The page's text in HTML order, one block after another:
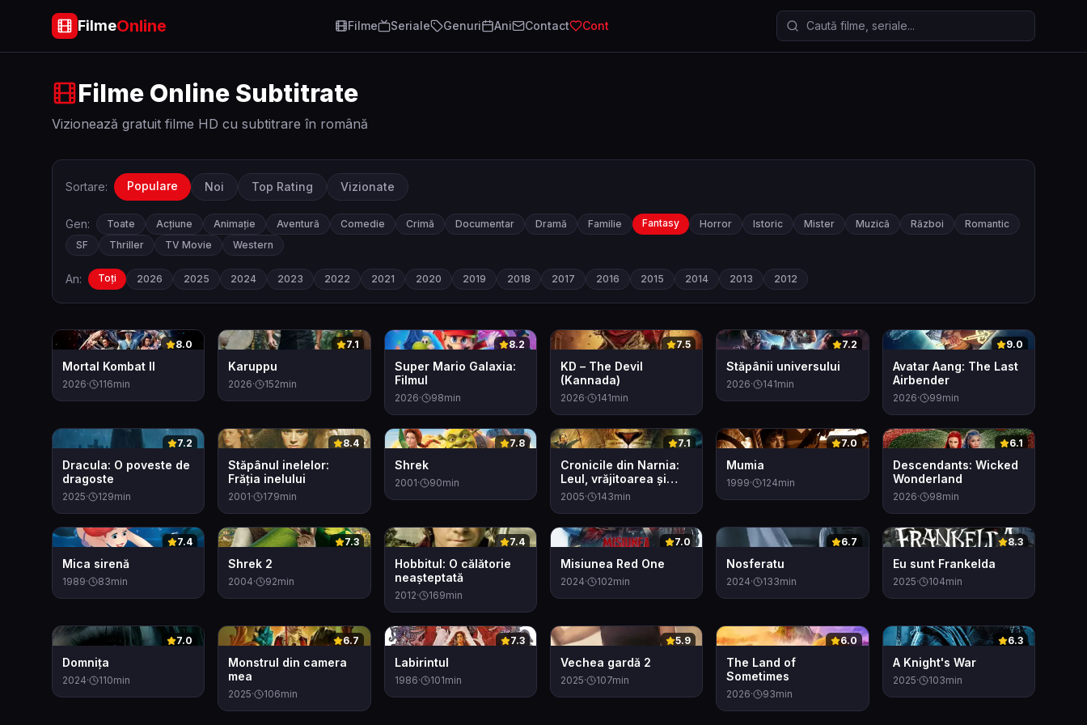
FilmeOnline Filme Seriale Genuri Ani Contact Cont Caută filme și seriale
Filme Online Subtitrate
Vizionează gratuit filme HD cu subtitrare în română
Sortare: Populare Noi Top Rating Vizionate
Gen: Toate Acțiune Animație Aventură Comedie Crimă Documentar Dramă Familie Fantasy Horror Istoric Mister Muzică Război
Romantic
SF
Thriller TV Movie Western
An: Toți 2026 2025 2024 2023 2022 2021 2020 2019 2018 2017 2016 2015 2014 2013 2012
0 8.0
Mortal Kombat II
2026· 116min
0 7.1
Karuppu
2026· 152min
0 8.2
Super Mario Galaxia:
Filmul
2026· 98min
0 7.5
KD – The Devil
(Kannada)
2026· 141min
0 7.2
Stăpânii universului
2026· 141min
0 9.0
Avatar Aang: The Last
Airbender
2026· 99min
0 7.2
Dracula: O poveste de
dragoste
2025· 129min
0 8.4
Stăpânul inelelor:
Frăția inelului
2001· 179min
0 7.8
Shrek
2001· 90min
0 7.1
Cronicile din Narnia:
Leul, vrăjitoarea și
dulapul
2005· 143min
0 7.0
Mumia
1999· 124min
0 6.1
Descendants: Wicked
Wonderland
2026· 98min
0 7.4
Mica sirenă
1989· 83min
0 7.3
Shrek 2
2004· 92min
0 7.4
Hobbitul: O călătorie
neașteptată
2012· 169min
0 7.0
Misiunea Red One
2024· 102min
0 6.7
Nosferatu
2024· 133min
0 8.3
Eu sunt Frankelda
2025· 104min
0 7.0
Domnița
2024· 110min
0 6.7
Monstrul din camera
mea
2025· 106min
0 7.3
Labirintul
1986· 101min
0 5.9
Vechea gardă 2
2025· 107min
0 6.0
The Land of
Sometimes
2026· 93min
0 6.3
A Knight's War
2025· 103min